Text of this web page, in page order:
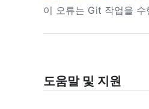
이 오류는 Git 작업을 수
도움말 및 지원